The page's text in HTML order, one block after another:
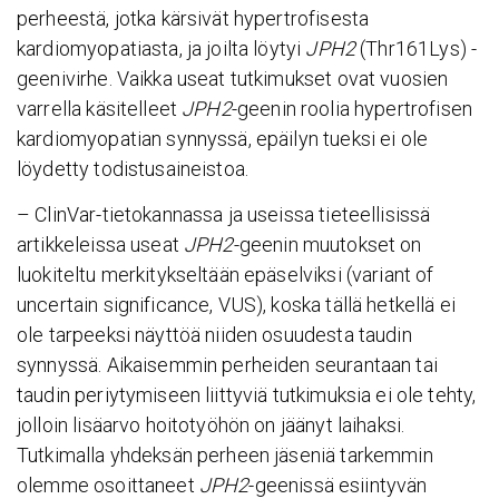
perheestä, jotka kärsivät hypertrofisesta
kardiomyopatiasta, ja joilta löytyi JPH2(Thr161Lys) -
geenivirhe. Vaikka useat tutkimukset ovat vuosien
varrella käsitelleet JPH2-geenin roolia hypertrofisen
kardiomyopatian synnyssä, epäilyn tueksi ei ole
löydetty todistusaineistoa.
– ClinVar-tietokannassa ja useissa tieteellisissä
artikkeleissa useat JPH2-geenin muutokset on
luokiteltu merkitykseltään epäselviksi (variant of
uncertain significance, VUS), koska tällä hetkellä ei
ole tarpeeksi näyttöä niiden osuudesta taudin
synnyssä. Aikaisemmin perheiden seurantaan tai
taudin periytymiseen liittyviä tutkimuksia ei ole tehty,
jolloin lisäarvo hoitotyöhön on jäänyt laihaksi.
Tutkimalla yhdeksän perheen jäseniä tarkemmin
olemme osoittaneet JPH2-geenissä esiintyvän